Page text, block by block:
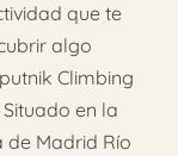
que te
algo
Climbing
en la
de Madrid Río